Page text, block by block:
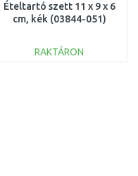
Ételtartó szett 11 x 9 x 6
cm, kék (03844-051)
RAKTÁRON